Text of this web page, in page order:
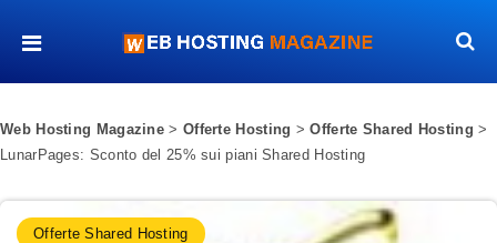
Web Hosting Magazine > Offerte Hosting >Offerte Shared Hosting >
LunarPages: Sconto del 25% sui piani Shared Hosting
Offerte Shared Hosting